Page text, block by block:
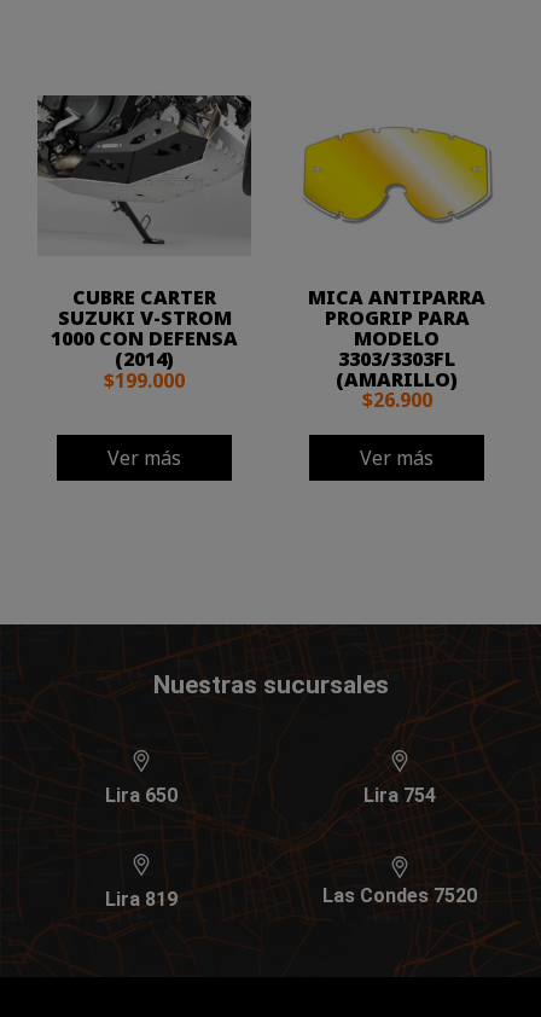
CUBRE CARTER
SUZUKI V-STROM
1000 CON DEFENSA
(2014)
$199.000
Ver más
MICA ANTIPARRA
PROGRIP PARA
MODELO
3303/3303FL
(AMARILLO)
$26.900
Ver más
Nuestras sucursales
Lira 650 Lira 754
Lira 819 Las Condes 7520